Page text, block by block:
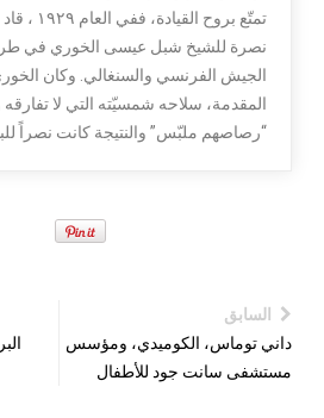
تمتّع
نصرة للشيخ شبل عيسى الخوري في
الجيش الفرنسي والسنغالي. وكان
المقدمة، سلاحه شمسيّته التي لا تفارقه
“رصاصهم ملبّس” والنتيجة كانت نصراً
السابق
داني توماس، الكوميدي، ومؤسس
مستشفى سانت جود للأطفال